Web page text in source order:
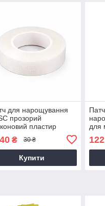
для нарощування
прозорий
пластир
₴ 30 ₴
Купити
для